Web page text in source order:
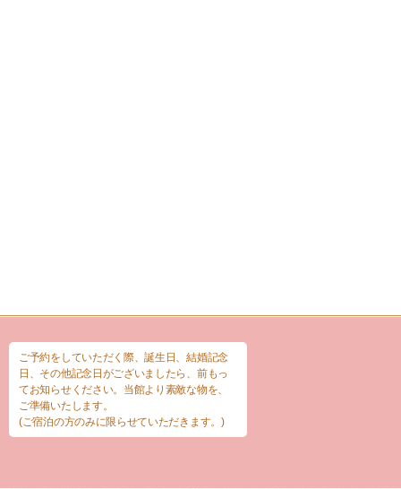
ご予約をしていただく際、誕生日、結婚記念
日、その他記念日がございましたら、前もっ
てお知らせください。当館より素敵な物を、
ご準備いたします。
(ご宿泊の方のみに限らせていただきます。)